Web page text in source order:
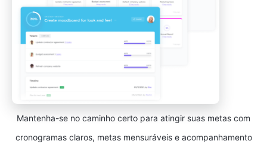
Mantenha-se no caminho certo para atingir suas metas com
cronogramas claros, metas mensuráveis e acompanhamento